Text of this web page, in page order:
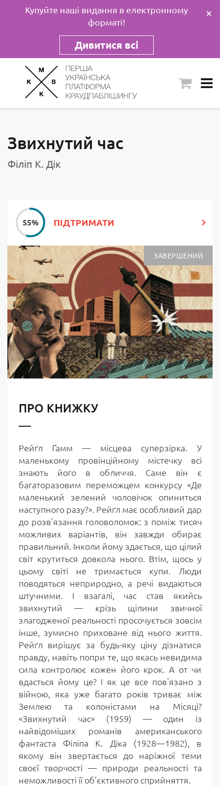
Купуйте наші видання в електронному
форматі!
Дивитися всі
×
Звихнутий час
Філіп К. Дік
ПІДТРИМАТИ
ЗАВЕРШЕНИЙ
ПРО КНИЖКУ
Рейґл Ґамм — місцева суперзірка. У
маленькому провінційному містечку всі
знають його в обличчя. Саме він є
багаторазовим переможцем конкурсу «Де
маленький зелений чоловічок опиниться
наступного разу?». Рейґл має особливий дар
до розв’язання головоломок: з поміж тисяч
можливих варіантів, він завжди обирає
правильний. Інколи йому здається, що цілий
світ крутиться довкола нього. Втім, щось у
цьому світі не тримається купи. Люди
поводяться неприродно, а речі видаються
штучними. І взагалі, час став якийсь
звихнутий — крізь щілини звичної
злагодженої реальності просочується зовсім
інше, зумисно приховане від нього життя.
Рейґл вирішує за будь-яку ціну дізнатися
правду, навіть попри те, що якась невидима
сила контролює кожен його крок. А от чи
вдасться йому це? І як це все пов'язано з
війною, яка уже багато років триває між
Землею та колоністами на Місяці?
«Звихнутий час» (1959) — один із
найвідоміших романів американського
фантаста Філіпа К. Діка (1928—1982), в
якому він звертається до наріжної теми
своєї творчості — природи реальності та
неможливості її об’єктивного сприйняття.